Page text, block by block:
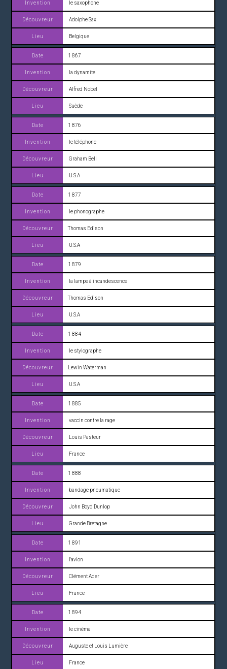
le saxophone
Adolphe Sax
Belgique
1 867
la dynamite
Alfred Nobel
Suède
1 876
le téléphone
Graham Bell
U.S.A
1 877
le phonographe
Thomas Edison
U.S.A
1 879
la lampe à incandescence
Thomas Edison
U.S.A
1 884
le stylographe
Lewin Waterman
U.S.A
1 885
vaccin contre la rage
Louis Pasteur
France
1 888
bandage pneumatique
John Boyd Dunlop
Grande Bretagne
1 891
l'avion
Clément Ader
France
1 894
le cinéma
Auguste et Louis Lumière
France